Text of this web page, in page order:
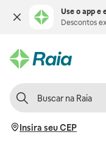
Use o app e
Descontos
Insira seu CEP